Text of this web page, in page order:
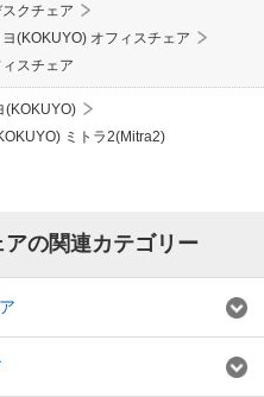
クチェア
ヨ(KOKUYO) オフィスチェア
スチェア
(KOKUYO)
ミトラ2(Mitra2)
の関連カテゴリー